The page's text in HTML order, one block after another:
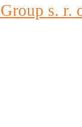
s. r.